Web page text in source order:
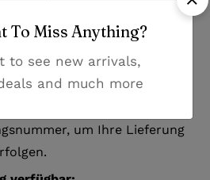
innerhalb von 7-12
erfolgt mit DHL. Nach
um Ihre Lieferung
To Miss Anything?
to see new arrivals,
and much more